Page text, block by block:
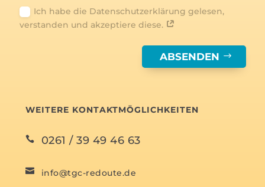
Ich habe die Datenschutzerklärung gelesen,
verstanden und akzeptiere diese.
ABSENDEN
WEITERE KONTAKTMÖGLICHKEITEN
 0261 / 39 49 46 63
 info@tgc-redoute.de